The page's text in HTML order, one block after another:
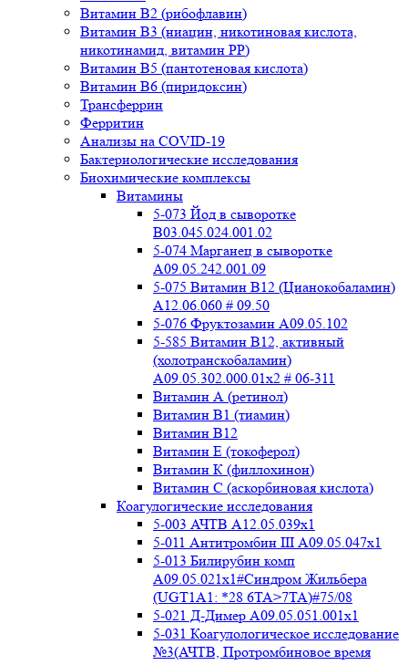
Витамин В2 (рибофлавин)
Витамин В3 (ниацин, никотиновая кислота,
никотинамид, витамин PP)
Витамин В5 (пантотеновая кислота)
Витамин В6 (пиридоксин)
Трансферрин
Ферритин
Анализы на COVID-19
Бактериологические исследования
Биохимические комплексы
Витамины
5-073 Йод в сыворотке
B03.045.024.001.02
5-074 Марганец в сыворотке
A09.05.242.001.09
5-075 Витамин В12 (Цианокобаламин)
A12.06.060 # 09.50
5-076 Фруктозамин A09.05.102
5-585 Витамин B12, активный
(холотранскобаламин)
A09.05.302.000.01x2 # 06-311
Витамин А (ретинол)
Витамин В1 (тиамин)
Витамин В12
Витамин Е (токоферол)
Витамин К (филлохинон)
Витамин С (аскорбиновая кислота)
Коагулогические исследования
5-003 АЧТВ А12.05.039x1
5-011 Антитромбин III А09.05.047x1
5-013 Билирубин комп
A09.05.021x1#Синдром Жильбера
(UGT1A1: *28 6TA>7TA)#75/08
5-021 Д-Димер А09.05.051.001x1
5-031 Коагулологическое исследование
№3(АЧТВ, Протромбиновое время